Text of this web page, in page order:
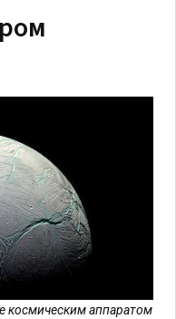
космическим аппаратом